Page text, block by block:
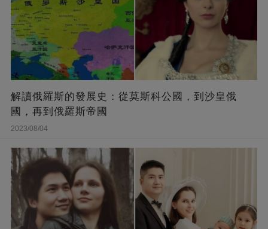
解讀俄羅斯的發展史：從莫斯科公國，到沙皇俄
國，再到俄羅斯帝國
2023/08/04